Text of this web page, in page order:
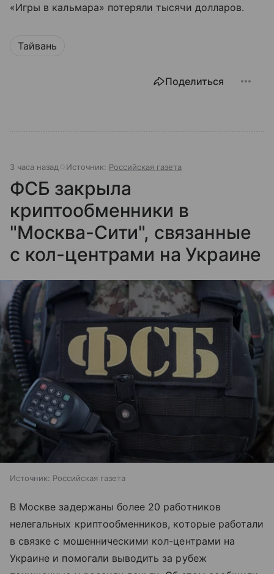
«Игры в кальмара» потеряли тысячи долларов.
Тайвань
Поделиться
3 часа назад Источник: Российская газета
ФСБ закрыла
криптообменники в
"Москва-Сити", связанные
с кол-центрами на Украине
Источник: Российская газета
В Москве задержаны более 20 работников
нелегальных криптообменников, которые работали
в связке с мошенническими кол-центрами на
Украине и помогали выводить за рубеж